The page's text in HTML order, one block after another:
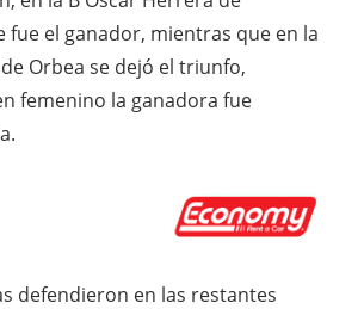
fue el ganador, mientras que en la
Orbea se dejó el triunfo,
femenino la ganadora fue
defendieron en las restantes